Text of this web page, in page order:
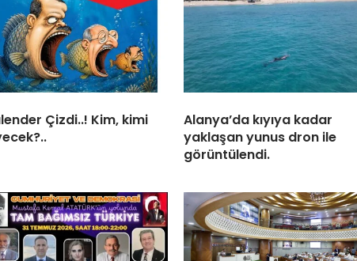
Çizdi..! Kim, kimi
Alanya’da kıyıya kadar
yaklaşan yunus dron ile
görüntülendi.